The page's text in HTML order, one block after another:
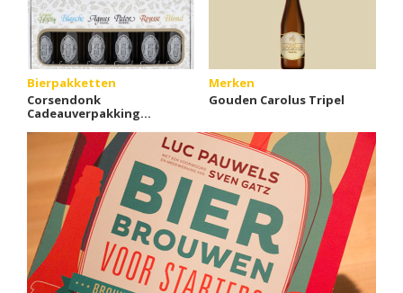
Bierpakketten
Corsendonk
Cadeauverpakking
Merken
Gouden Carolus Tripel